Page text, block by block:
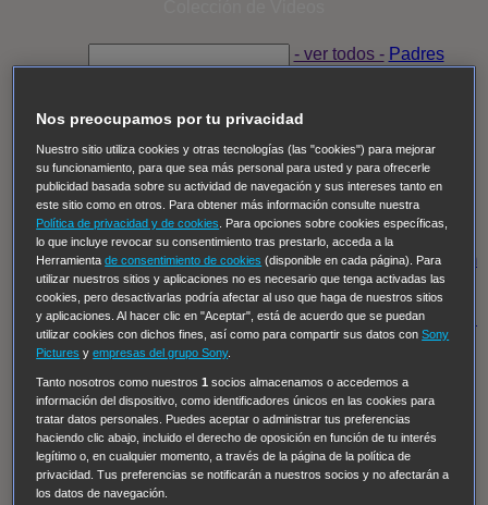
- ver todos - Padres
Despedida Salvaje Despedida Salvaje
Thomas, el ojo del FBI
Pan Am
Dawson crece
Insomnia El Guardián The Blacklist Cinco en familia
Hudson & Rex Diez libras y un sueño Mr Loverman
Regreso al futuro III NUEVE CUERPOS Los últimos
caballeros Tormenta infinita Sing Street Cobra Kai
Tom
y Lola High Country Los casos de Susan Ryeland:
Moonflower Murders Twisted Metal Mentes Criminales:
Evolution Terapia de Choque
Hailey Dean Without Sin: Libre de Culpa Morbius
NCIS: Nueva Orleans Pandora En fuera de juego
The Shield: Al margen de la ley Duplicated Preacher
The Killing Kind Intersecciones DOC Bite Club
Chicago Fire
Nos preocupamos por tu privacidad
Nuestro sitio utiliza cookies y otras tecnologías (las "cookies") para mejorar
su funcionamiento, para que sea más personal para usted y para ofrecerle
publicidad basada sobre su actividad de navegación y sus intereses tanto en
este sitio como en otros. Para obtener más información consulte nuestra
Política de privacidad y de cookies
. Para opciones sobre cookies específicas,
lo que incluye revocar su consentimiento tras prestarlo, acceda a la
Herramientade consentimiento de cookies (disponible en cada página). Para
utilizar nuestros sitios y aplicaciones no es necesario que tenga activadas las
cookies, pero desactivarlas podría afectar al uso que haga de nuestros sitios
y aplicaciones. Al hacer clic en "Aceptar", está de acuerdo que se puedan
utilizar cookies con dichos fines, así como para compartir sus datos conSony
Pictures yempresas del grupo Sony.
Tanto nosotros como nuestros1 socios almacenamos o accedemos a
información del dispositivo, como identificadores únicos en las cookies para
tratar datos personales. Puedes aceptar o administrar tus preferencias
haciendo clic abajo, incluido el derecho de oposición en función de tu interés
legítimo o, en cualquier momento, a través de la página de la política de
privacidad. Tus preferencias se notificarán a nuestros socios y no afectarán a
los datos de navegación.